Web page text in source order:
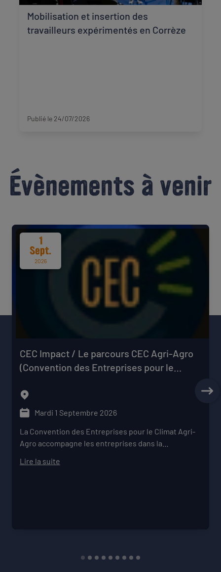
Mobilisation et insertion des
travailleurs expérimentés en Corrèze
Publié le 24/07/2026
Évènements à venir
1
Sept.
2026
CEC Impact / Le parcours CEC Agri-Agro
(Convention des Entreprises pour le
Mardi 1 Septembre 2026
La Convention des Entreprises pour le Climat Agri-
Agro accompagne les entreprises dans la
climatiques, environnementaux et
Lire la suite